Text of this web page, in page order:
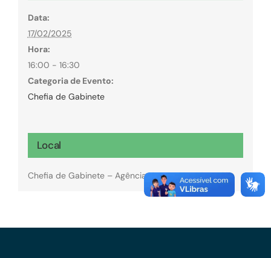
Data:
17/02/2025
Hora:
16:00 - 16:30
Categoria de Evento:
Chefia de Gabinete
Local
Chefia de Gabinete – Agência de Fomento de Goiás